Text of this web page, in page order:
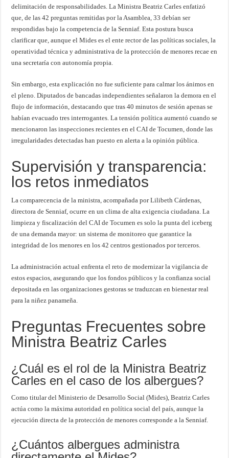
delimitación de responsabilidades. La Ministra Beatriz Carles enfatizó
que, de las 42 preguntas remitidas por la Asamblea, 33 debían ser
respondidas bajo la competencia de la Senniaf. Esta postura busca
clarificar que, aunque el Mides es el ente rector de las políticas sociales, la
operatividad técnica y administrativa de la protección de menores recae en
una secretaría con autonomía propia.
Sin embargo, esta explicación no fue suficiente para calmar los ánimos en
el pleno. Diputados de bancadas independientes señalaron la demora en el
flujo de información, destacando que tras 40 minutos de sesión apenas se
habían evacuado tres interrogantes. La tensión política aumentó cuando se
mencionaron las inspecciones recientes en el CAI de Tocumen, donde las
irregularidades detectadas han puesto en alerta a la opinión pública.
Supervisión y transparencia:
los retos inmediatos
La comparecencia de la ministra, acompañada por Lilibeth Cárdenas,
directora de Senniaf, ocurre en un clima de alta exigencia ciudadana. La
limpieza y fiscalización del CAI de Tocumen es solo la punta del iceberg
de una demanda mayor: un sistema de monitoreo que garantice la
integridad de los menores en los 42 centros gestionados por terceros.
La administración actual enfrenta el reto de modernizar la vigilancia de
estos espacios, asegurando que los fondos públicos y la confianza social
depositada en las organizaciones gestoras se traduzcan en bienestar real
para la niñez panameña.
Preguntas Frecuentes sobre
Ministra Beatriz Carles
¿Cuál es el rol de la Ministra Beatriz
Carles en el caso de los albergues?
Como titular del Ministerio de Desarrollo Social (Mides), Beatriz Carles
actúa como la máxima autoridad en política social del país, aunque la
ejecución directa de la protección de menores corresponde a la Senniaf.
¿Cuántos albergues administra